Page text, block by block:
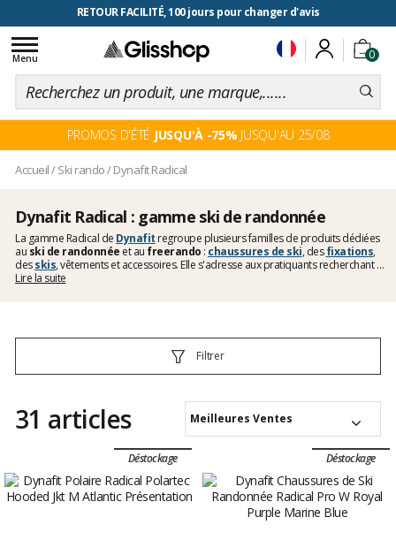
RETOUR FACILITÉ, 100 jours pour changer d'avis
0
Toggle
navigation
Menu
PROMOS D'ÉTÉ JUSQU'À -75% JUSQU'AU 25/08
Accueil/Ski rando/Dynafit Radical
Dynafit Radical : gamme ski de randonnée
La gamme Radical de Dynafit regroupe plusieurs familles de produits dédiées
au ski de randonnée et au freerando : chaussures de ski, desfixations,
desskis, vêtements et accessoires. Elle s'adresse aux pratiquants recherchant un
matériel confortable et fiable, capable d'assurer des sorties de randonnée
Lire la suite
Filtrer
31 articles Meilleures Ventes
Déstockage Déstockage